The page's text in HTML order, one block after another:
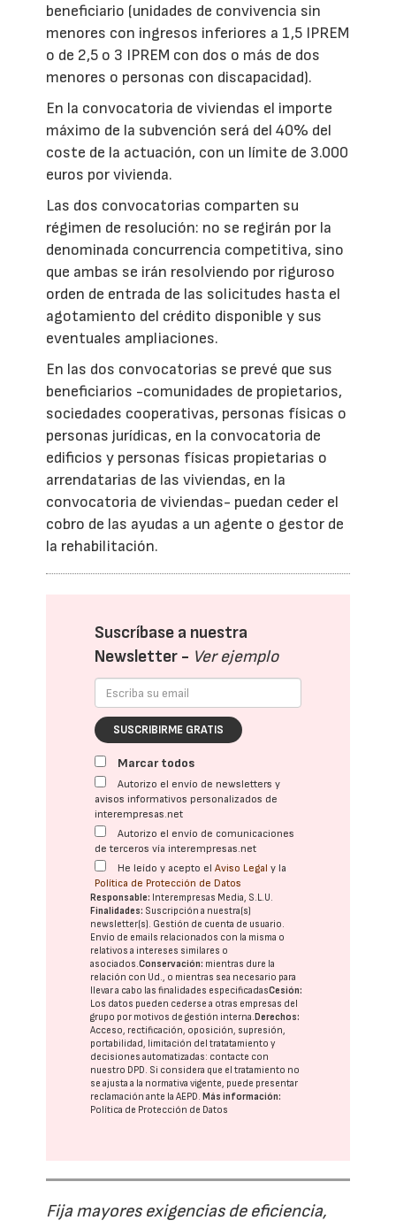
beneficiario (unidades de convivencia sin
menores con ingresos inferiores a 1,5 IPREM
o de 2,5 o 3 IPREM con dos o más de dos
menores o personas con discapacidad).
En la convocatoria de viviendas el importe
máximo de la subvención será del 40% del
coste de la actuación, con un límite de 3.000
euros por vivienda.
Las dos convocatorias comparten su
régimen de resolución: no se regirán por la
denominada concurrencia competitiva, sino
que ambas se irán resolviendo por riguroso
orden de entrada de las solicitudes hasta el
agotamiento del crédito disponible y sus
eventuales ampliaciones.
En las dos convocatorias se prevé que sus
beneficiarios -comunidades de propietarios,
sociedades cooperativas, personas físicas o
personas jurídicas, en la convocatoria de
edificios y personas físicas propietarias o
arrendatarias de las viviendas, en la
convocatoria de viviendas- puedan ceder el
cobro de las ayudas a un agente o gestor de
la rehabilitación.
Suscríbase a nuestra
Newsletter - Ver ejemplo
SUSCRIBIRME GRATIS
Marcar todos
Autorizo el envío de newsletters y
avisos informativos personalizados de
interempresas.net
Autorizo el envío de comunicaciones
de terceros vía interempresas.net
He leído y acepto elAviso Legal y la
Política de Protección de Datos
Responsable: Interempresas Media, S.L.U.
Finalidades: Suscripción a nuestra(s)
newsletter(s). Gestión de cuenta de usuario.
Envío de emails relacionados con la misma o
relativos a intereses similares o
asociados.Conservación: mientras dure la
relación con Ud., o mientras sea necesario para
llevar a cabo las finalidades especificadasCesión:
Los datos pueden cederse a otras empresas del
grupo por motivos de gestión interna. Derechos:
Acceso, rectificación, oposición, supresión,
portabilidad, limitación del tratatamiento y
decisiones automatizadas: contacte con
nuestro DPD. Si considera que el tratamiento no
se ajusta a la normativa vigente, puede presentar
reclamación ante laAEPD. Más información:
Política de Protección de Datos
Fija mayores exigencias de eficiencia,